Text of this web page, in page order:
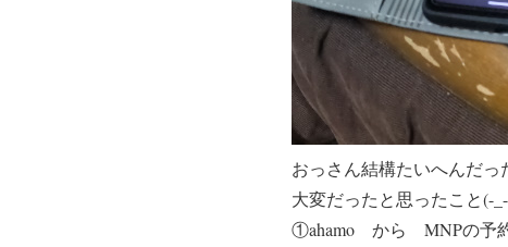
おっさん結構たいへんだっ
大変だったと思ったこと(-
①ahamo から MNPの予